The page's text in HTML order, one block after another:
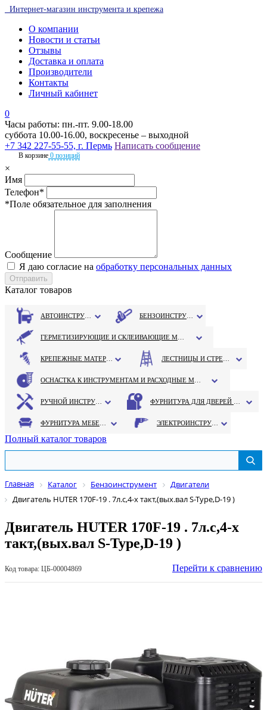
Интернет-магазин инструмента и крепежа
О компании
Новости и статьи
Отзывы
Доставка и оплата
Производители
Контакты
Личный кабинет
0
Часы работы: пн.-пт. 9.00-18.00
суббота 10.00-16.00, воскресенье – выходной
+7 342 227-55-55, г. Пермь Написать сообщение
В корзине 0 позиций
×
Имя
Телефон*
*Поле обязательное для заполнения
Сообщение
Я даю согласие на обработку персональных данных
Каталог товаров
Полный каталог товаров
Главная Каталог Бензоинструмент
Двигатели
Двигатель HUTER 170F-19 . 7л.с,4-х такт,(вых.вал S-Type,D-19 )
Двигатель HUTER 170F-19 . 7л.с,4-х
такт,(вых.вал S-Type,D-19 )
Код товара: ЦБ-00004869 Перейти к сравнению